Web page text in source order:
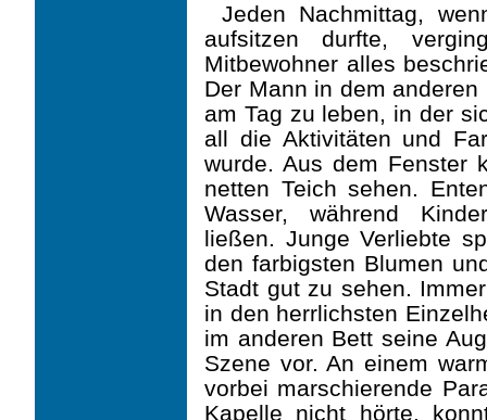
Jeden Nachmittag,
aufsitzen durfte,
Mitbewohner alles
Der Mann in dem
am Tag zu leben, in der
all die Aktivitäten und
wurde. Aus dem Fenster
netten Teich sehen.
Wasser, während
ließen. Junge Verliebte
den farbigsten Blumen
Stadt gut zu sehen.
in den herrlichsten
im anderen Bett seine
Szene vor. An einem
vorbei marschierende
Kapelle nicht hörte,